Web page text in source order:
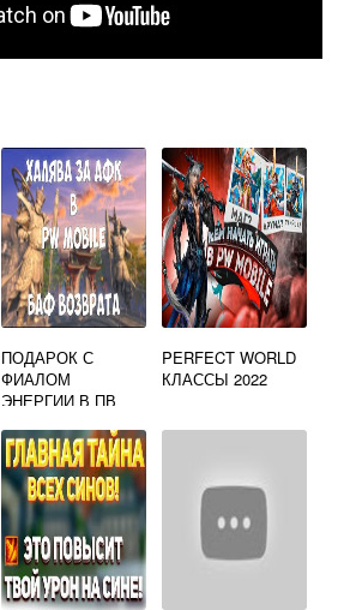
ПОДАРОК С
ФИАЛОМ
ЭНЕРГИИ В ПВ
PERFECT WORLD
КЛАССЫ 2022